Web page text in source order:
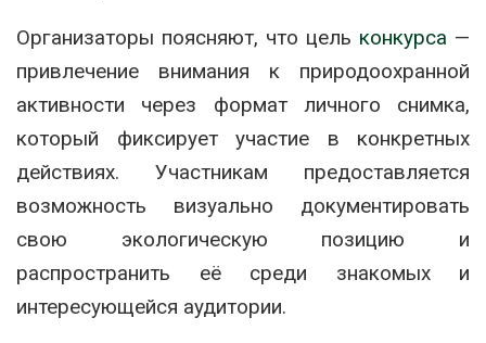
Организаторы поясняют, что цель конкурса —
привлечение внимания к природоохранной
активности через формат личного снимка,
который фиксирует участие в конкретных
действиях. Участникам предоставляется
возможность визуально документировать
свою экологическую позицию и
распространить её среди знакомых и
интересующейся аудитории.